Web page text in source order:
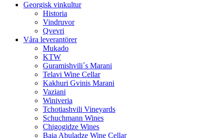
Georgisk vinkultur
Historia
Vindruvor
Qvevri
Våra leverantörer
Mukado
KTW
Guramishvili´s Marani
Telavi Wine Cellar
Kakhuri Gvinis Marani
Vaziani
Winiveria
Tchotiashvili Vineyards
Schuchmann Wines
Chigogidze Wines
Baia Abuladze Wine Cellar